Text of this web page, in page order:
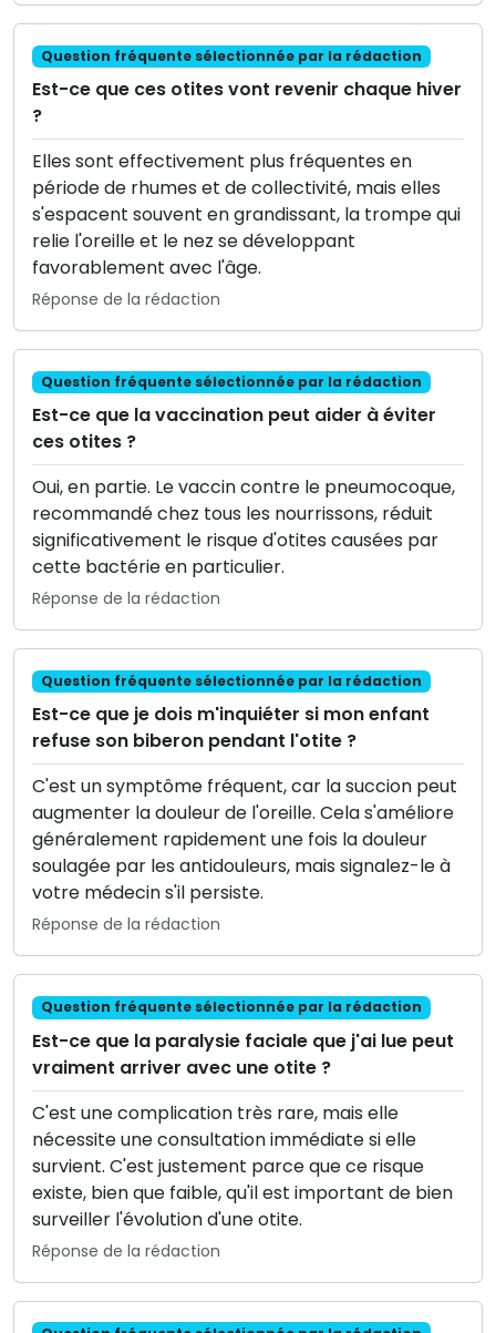
Question fréquente sélectionnée par la rédaction
Est-ce que ces otites vont revenir chaque hiver
?
Elles sont effectivement plus fréquentes en
période de rhumes et de collectivité, mais elles
s'espacent souvent en grandissant, la trompe qui
relie l'oreille et le nez se développant
favorablement avec l'âge.
Réponse de la rédaction
Question fréquente sélectionnée par la rédaction
Est-ce que la vaccination peut aider à éviter
ces otites ?
Oui, en partie. Le vaccin contre le pneumocoque,
recommandé chez tous les nourrissons, réduit
significativement le risque d'otites causées par
cette bactérie en particulier.
Réponse de la rédaction
Question fréquente sélectionnée par la rédaction
Est-ce que je dois m'inquiéter si mon enfant
refuse son biberon pendant l'otite ?
C'est un symptôme fréquent, car la succion peut
augmenter la douleur de l'oreille. Cela s'améliore
généralement rapidement une fois la douleur
soulagée par les antidouleurs, mais signalez-le à
votre médecin s'il persiste.
Réponse de la rédaction
Question fréquente sélectionnée par la rédaction
Est-ce que la paralysie faciale que j'ai lue peut
vraiment arriver avec une otite ?
C'est une complication très rare, mais elle
nécessite une consultation immédiate si elle
survient. C'est justement parce que ce risque
existe, bien que faible, qu'il est important de bien
surveiller l'évolution d'une otite.
Réponse de la rédaction